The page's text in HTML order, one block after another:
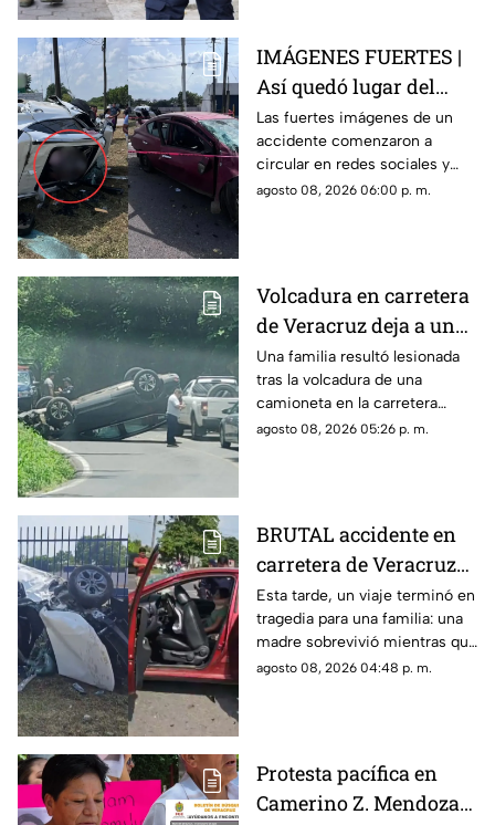
IMÁGENES FUERTES |
Así quedó lugar del
accidente en carretera
de Veracruz donde un
joven MURIÓ; su madre
está grave
Las fuertes imágenes de un
accidente comenzaron a
circular en redes sociales y
muestran los momentos
agosto 08, 2026 06:00 p. m.
Volcadura en carretera
de Veracruz deja a una
familia lesionada
Una familia resultó lesionada
tras la volcadura de una
camioneta en la carretera
Fortín-Orizaba, donde la
agosto 08, 2026 05:26 p. m.
BRUTAL accidente en
carretera de Veracruz
deja a joven MUERTO y
a su madre gravemente
herida; buscan a sus
familiares
Esta tarde, un viaje terminó en
tragedia para una familia: una
madre sobrevivió mientras que
su hijo murió tras el fuerte
agosto 08, 2026 04:48 p. m.
Protesta pacífica en
Camerino Z. Mendoza